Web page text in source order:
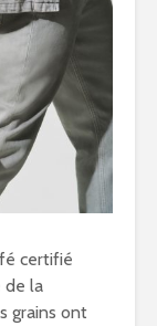
certifié
de la
grains ont